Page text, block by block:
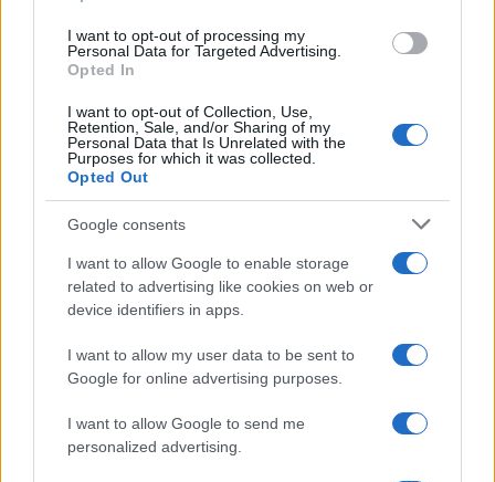
I want to opt-out of processing my
Personal Data for Targeted Advertising.
Opted In
I want to opt-out of Collection, Use,
Retention, Sale, and/or Sharing of my
Personal Data that Is Unrelated with the
Purposes for which it was collected.
Opted Out
Google consents
I want to allow Google to enable storage
related to advertising like cookies on web or
device identifiers in apps.
I want to allow my user data to be sent to
Google for online advertising purposes.
I want to allow Google to send me
personalized advertising.
Continua a leggere
DISCIPLINE PARALIMPICHE
Discipline paralimpiche sulla neve: sport e ausili
spiegati